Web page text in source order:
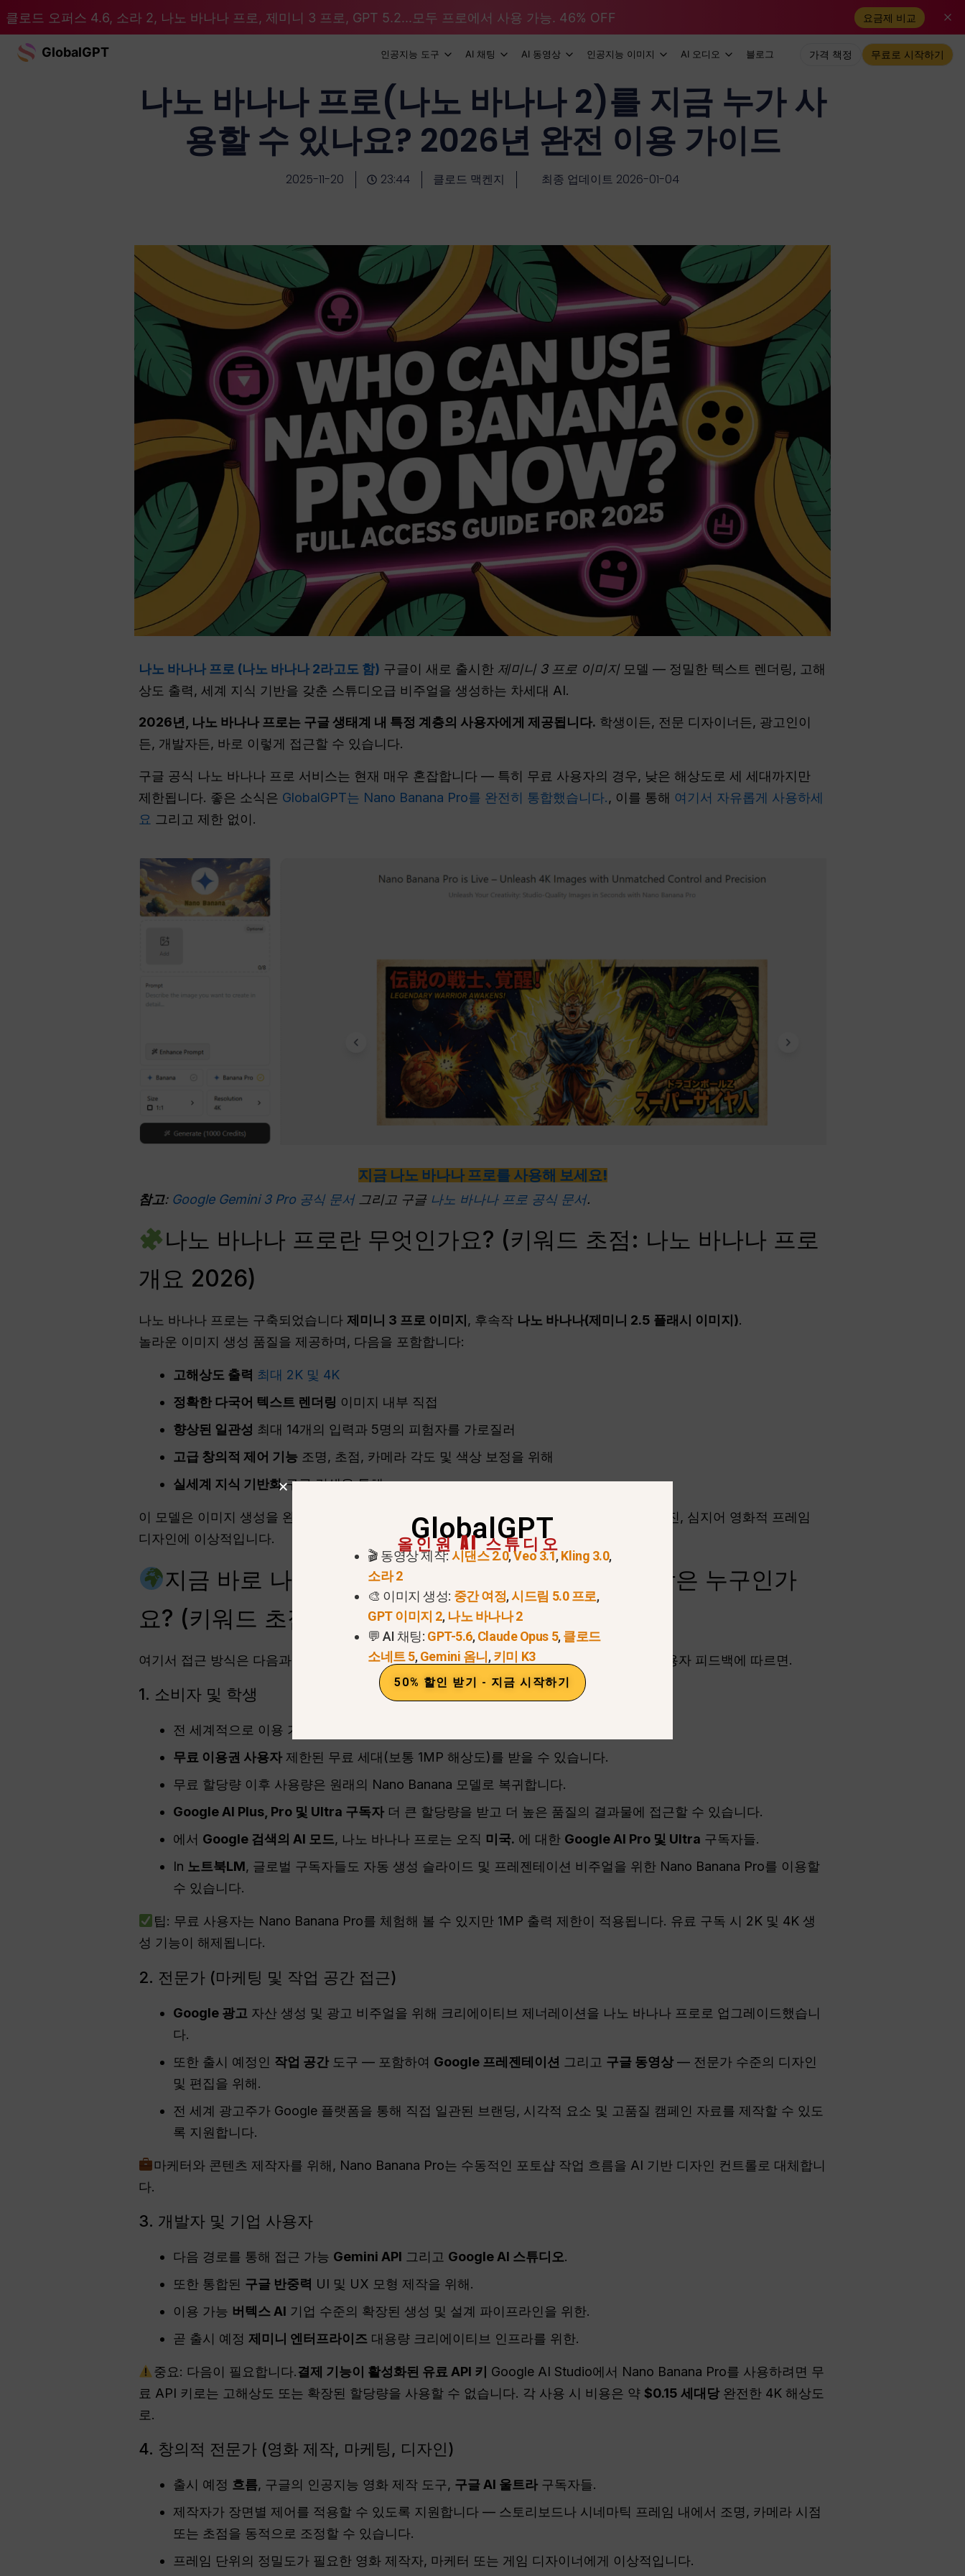
클로드 오퍼스 4.6, 소라 2, 나노 바나나 프로, 제미니 3 프로, GPT 5.2...모두 프로에서 사용 가능. 46% OFF 요금제 비교
GlobalGPT 인공지능 도구 AI 채팅 AI 동영상 인공지능 이미지 AI 오디오 블로그 가격 책정 무료로 시작하기
나노 바나나 프로(나노 바나나 2)를 지금 누가 사
용할 수 있나요? 2026년 완전 이용 가이드
2025-11-20 23:44 클로드 맥켄지 최종 업데이트 2026-01-04
나노 바나나 프로 (나노 바나나 2라고도 함) 구글이 새로 출시한 제미니 3 프로 이미지 모델 — 정밀한 텍스트 렌더링, 고해
상도 출력, 세계 지식 기반을 갖춘 스튜디오급 비주얼을 생성하는 차세대 AI.
2026년, 나노 바나나 프로는 구글 생태계 내 특정 계층의 사용자에게 제공됩니다. 학생이든, 전문 디자이너든, 광고인이
든, 개발자든, 바로 이렇게 접근할 수 있습니다.
구글 공식 나노 바나나 프로 서비스는 현재 매우 혼잡합니다 — 특히 무료 사용자의 경우, 낮은 해상도로 세 세대까지만
제한됩니다. 좋은 소식은 GlobalGPT는 Nano Banana Pro를 완전히 통합했습니다., 이를 통해 여기서 자유롭게 사용하세
요 그리고 제한 없이.
지금 나노 바나나 프로를 사용해 보세요!
참고: Google Gemini 3 Pro 공식 문서 그리고 구글 나노 바나나 프로 공식 문서.
나노 바나나 프로란 무엇인가요? (키워드 초점: 나노 바나나 프로
개요 2026)
나노 바나나 프로는 구축되었습니다 제미니 3 프로 이미지 , 후속작 나노 바나나(제미니 2.5 플래시 이미지).
놀라운 이미지 생성 품질을 제공하며, 다음을 포함합니다:
고해상도 출력 최대 2K 및 4K
정확한 다국어 텍스트 렌더링 이미지 내부 직접
향상된 일관성 최대 14개의 입력과 5명의 피험자를 가로질러
고급 창의적 제어 기능 조명, 초점, 카메라 각도 및 색상 보정을 위해
실세계 지식 기반화구글 검색을 통해
이 모델은 이미지 생성을 완전한 창작 도구로 변환합니다 — 스토리보드, 인포그래픽, 제품 사진, 심지어 영화적 프레임
디자인에 이상적입니다.
지금 바로 나노 바나나 프로를 사용할 수 있는 사람은 누구인가
요? (키워드 초점: 나노 바나나 프로 이용 가능성)
여기서 접근 방식은 다음과 같습니다. 2026, 구글의 출시 전략과 레딧 및 업계 관계자들의 사용자 피드백에 따르면.
1. 소비자 및 학생
전 세계적으로 이용 가능
무료 이용권 사용자 제한된 무료 세대(보통 1MP 해상도)를 받을 수 있습니다.
무료 할당량 이후 사용량은 원래의 Nano Banana 모델로 복귀합니다.
Google AI Plus, Pro 및 Ultra 구독자 더 큰 할당량을 받고 더 높은 품질의 결과물에 접근할 수 있습니다.
에서 Google 검색의 AI 모드, 나노 바나나 프로는 오직 미국. 에 대한 Google AI Pro 및 Ultra 구독자들.
In 노트북LM, 글로벌 구독자들도 자동 생성 슬라이드 및 프레젠테이션 비주얼을 위한 Nano Banana Pro를 이용할
수 있습니다.
팁: 무료 사용자는 Nano Banana Pro를 체험해 볼 수 있지만 1MP 출력 제한이 적용됩니다. 유료 구독 시 2K 및 4K 생
성 기능이 해제됩니다.
2. 전문가 (마케팅 및 작업 공간 접근)
Google 광고 자산 생성 및 광고 비주얼을 위해 크리에이티브 제너레이션을 나노 바나나 프로로 업그레이드했습니
다.
또한 출시 예정인 작업 공간 도구 — 포함하여 Google 프레젠테이션 그리고 구글 동영상 — 전문가 수준의 디자인
및 편집을 위해.
전 세계 광고주가 Google 플랫폼을 통해 직접 일관된 브랜딩, 시각적 요소 및 고품질 캠페인 자료를 제작할 수 있도
록 지원합니다.
마케터와 콘텐츠 제작자를 위해, Nano Banana Pro는 수동적인 포토샵 작업 흐름을 AI 기반 디자인 컨트롤로 대체합니
다.
3. 개발자 및 기업 사용자
다음 경로를 통해 접근 가능 Gemini API 그리고 Google AI 스튜디오.
또한 통합된 구글 반중력 UI 및 UX 모형 제작을 위해.
이용 가능 버텍스 AI 기업 수준의 확장된 생성 및 설계 파이프라인을 위한.
곧 출시 예정 제미니 엔터프라이즈 대용량 크리에이티브 인프라를 위한.
중요: 다음이 필요합니다.결제 기능이 활성화된 유료 API 키
Google AI Studio에서 Nano Banana Pro를 사용하려면 무
료 API 키로는 고해상도 또는 확장된 할당량을 사용할 수 없습니다. 각 사용 시 비용은 약 $0.15 세대당 완전한 4K 해상도
로.
4. 창의적 전문가 (영화 제작, 마케팅, 디자인)
출시 예정 흐름, 구글의 인공지능 영화 제작 도구, 구글 AI 울트라 구독자들.
제작자가 장면별 제어를 적용할 수 있도록 지원합니다 — 스토리보드나 시네마틱 프레임 내에서 조명, 카메라 시점
또는 초점을 동적으로 조정할 수 있습니다.
프레임 단위의 정밀도가 필요한 영화 제작자, 마케터 또는 게임 디자이너에게 이상적입니다.
GlobalGPT
올인원 AI 스튜디오
🎬 동영상 제작:시댄스 2.0,Veo 3.1,Kling 3.0,
소라 2
🎨 이미지 생성: 중간 여정,시드림 5.0 프로,
GPT 이미지 2, 나노 바나나 2
💬 AI 채팅: GPT-5.6,Claude Opus 5,클로드
소네트 5,Gemini 옴니,키미 K3
50% 할인 받기 - 지금 시작하기